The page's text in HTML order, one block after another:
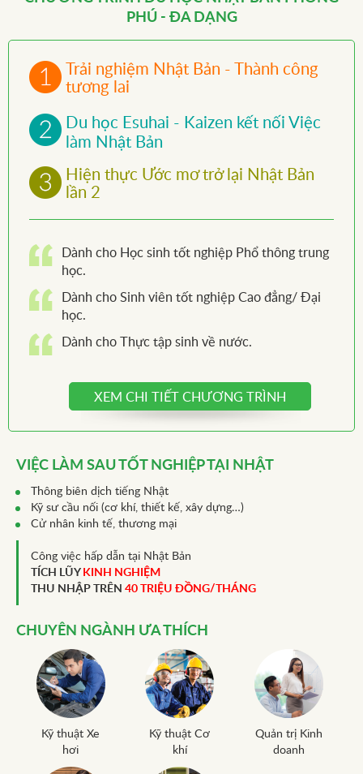
PHÚ - ĐA DẠNG
Trải nghiệm Nhật Bản - Thành công
tương lai
Du học Esuhai - Kaizen kết nối Việc
làm Nhật Bản
Hiện thực Ước mơ trở lại Nhật Bản
lần 2
Dành cho Học sinh tốt nghiệp Phổ thông trung
học.
Dành cho Sinh viên tốt nghiệp Cao đẳng/ Đại
học.
Dành cho Thực tập sinh về nước.
XEM CHI TIẾT CHƯƠNG TRÌNH
VIỆC LÀM SAU TỐT NGHIỆP TẠI NHẬT
Thông biên dịch tiếng Nhật
Kỹ sư cầu nối (cơ khí, thiết kế, xây dựng…)
Cử nhân kinh tế, thương mại
Công việc hấp dẫn tại Nhật Bản
TÍCH LŨY KINH NGHIỆM
THU NHẬP TRÊN 40 TRIỆU ĐỒNG/THÁNG
CHUYÊN NGÀNH ƯA THÍCH
Kỹ thuật Xe
hơi
Kỹ thuật Cơ
khí
Quản trị Kinh
doanh